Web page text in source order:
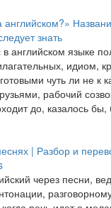
английском?»
знать
английском языке
идиом,
чуть ли не к
рабочий
до, казалось
| Разбор и
через песни,